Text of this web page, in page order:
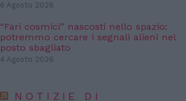
6 Agosto 2026
“Fari cosmici” nascosti nello spazio:
potremmo cercare i segnali alieni nel
posto sbagliato
4 Agosto 2026
NOTIZIE DI